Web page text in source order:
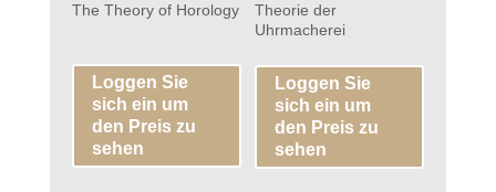
The Theory of Horology
Loggen Sie
sich ein um
den Preis zu
sehen
Theorie der
Uhrmacherei
Loggen Sie
sich ein um
den Preis zu
sehen